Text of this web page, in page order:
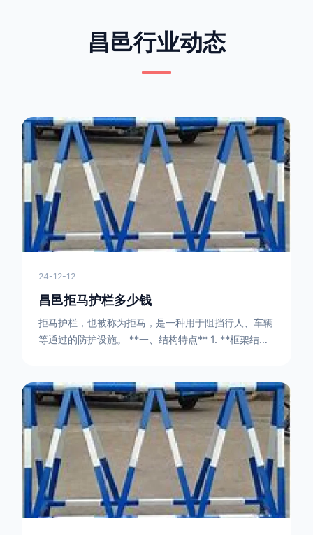
昌邑行业动态
24-12-12
昌邑拒马护栏多少钱
拒马护栏，也被称为拒马，是一种用于阻挡行人、车辆
等通过的防护设施。 **一、结构特点** 1. **框架结构
方形的框架组合。这些框架相互连接，形成一个稳定的
结构，能够承受一定的冲击力。例如，在一些临时交通
管制的现场，三角形框架的拒马护栏可以很方便地拼接
在一起，像一个个小的三角锥形状的结构单